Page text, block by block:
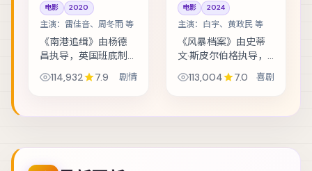
电影 2020
主演： 雷佳音、周冬雨 等
《南港追缉》由杨德
昌执导，英国班底制
作，类型定位为剧
情。青梅竹马在成年
114,932 7.9 剧情
电影 2024
主演： 白宇、黄政民 等
《风暴档案》由史蒂
文·斯皮尔伯格执导，
美国班底制作，类型
定位为喜剧。雨夜里
113,004 7.0 喜剧